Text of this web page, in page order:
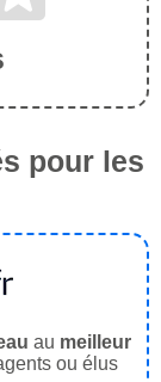
pour les
au meilleur
ou élus